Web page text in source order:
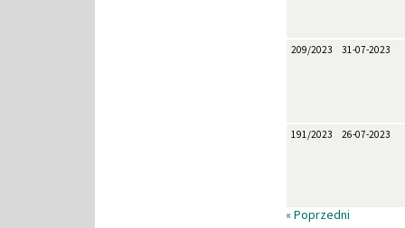
209/2023 31-07-2023
191/2023 26-07-2023
« Poprzedni